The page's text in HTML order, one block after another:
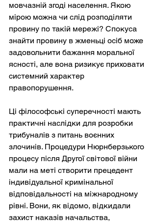
мовчазній згоді населення. Якою
мірою можна чи слід розподіляти
провину по такій мережі? Спокуса
знайти провину в жменьці осіб може
задовольнити бажання моральної
ясності, але вона ризикує приховати
системний характер
правопорушення.
Ці філософські суперечності мають
практичні наслідки для розробки
трибуналів з питань воєнних
злочинів. Процедури Нюрнберзького
процесу після Другої світової війни
мали на меті створити прецедент
індивідуальної кримінальної
відповідальності на міжнародному
рівні. Вони, як відомо, відкидали
захист наказів начальства,